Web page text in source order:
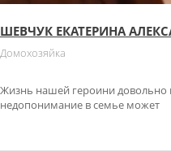
ШЕВЧУК ЕКАТЕРИНА
Домохозяйка
Жизнь нашей героини довольно
недопонимание в семье может